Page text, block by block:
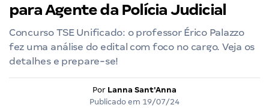
para Agente da Polícia Judicial
Concurso TSE Unificado: o professor Érico Palazzo
fez uma análise do edital com foco no cargo. Veja os
detalhes e prepare-se!
Por Lanna Sant'Anna
Publicado em 19/07/24